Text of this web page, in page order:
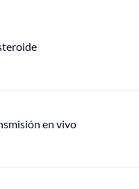
en vivo